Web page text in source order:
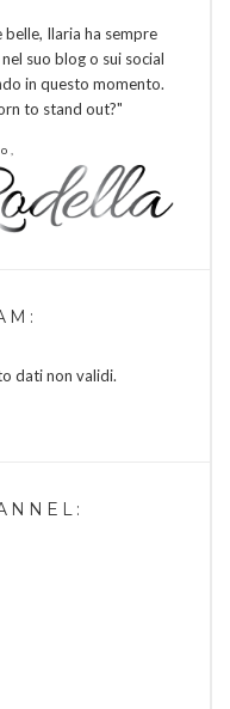
Ilaria ha sempre
suo blog o sui social
in questo momento.
to stand out?"
dati non validi.